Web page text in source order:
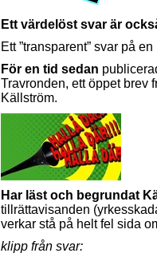
Ett värdelöst svar är
Ett ”transparent” svar på
För en tid sedan
Travronden, ett öppet brev
Källström.
Har läst och begrundat
tillrättavisanden
verkar stå på helt fel sida
klipp från svar: